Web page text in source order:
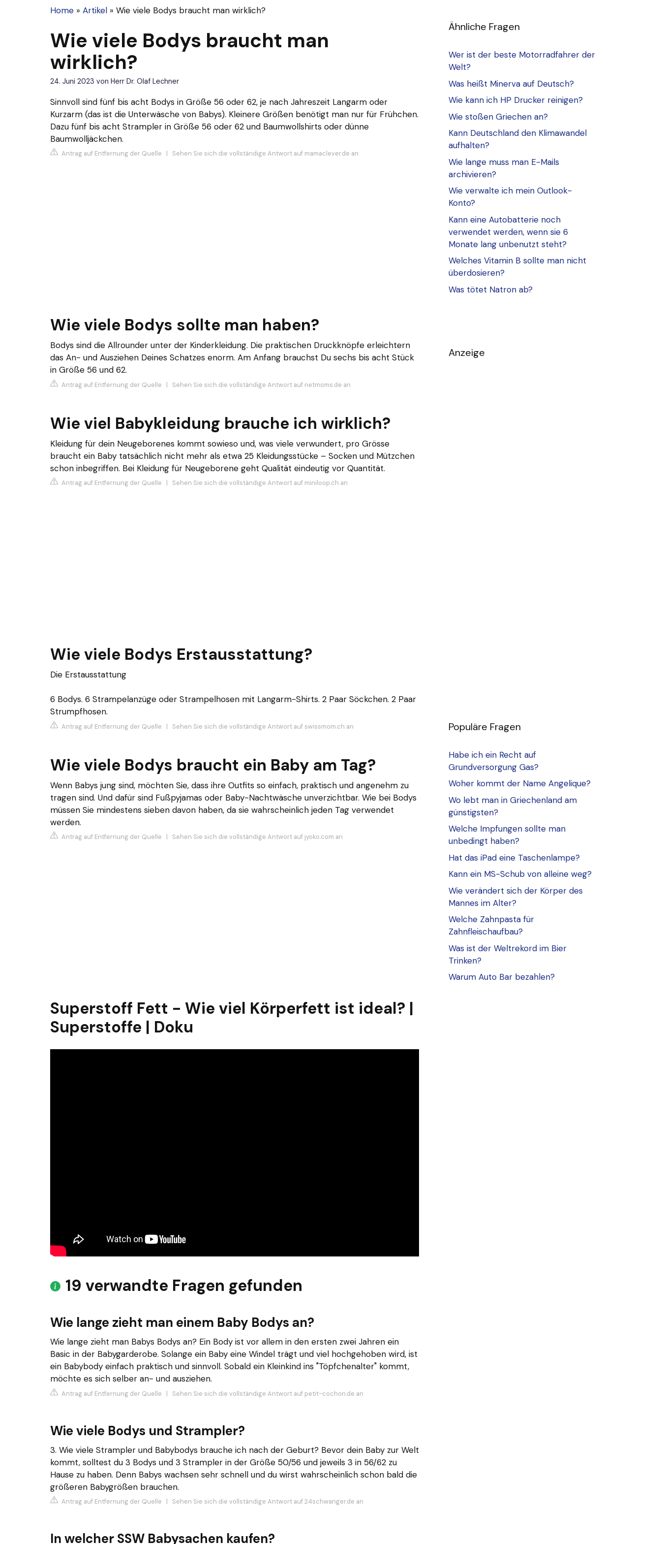
Home » Artikel » Wie viele Bodys braucht man wirklich?
Wie viele Bodys braucht man
wirklich?
24. Juni 2023 von Herr Dr. Olaf Lechner
Sinnvoll sind fünf bis acht Bodys in Größe 56 oder 62, je nach Jahreszeit Langarm oder
Kurzarm (das ist die Unterwäsche von Babys). Kleinere Größen benötigt man nur für Frühchen.
Dazu fünf bis acht Strampler in Größe 56 oder 62 und Baumwollshirts oder dünne
Baumwolljäckchen.
Antrag auf Entfernung der Quelle | Sehen Sie sich die vollständige Antwort auf mamaclever.de an
Wie viele Bodys sollte man haben?
Bodys sind die Allrounder unter der Kinderkleidung. Die praktischen Druckknöpfe erleichtern
das An- und Ausziehen Deines Schatzes enorm. Am Anfang brauchst Du sechs bis acht Stück
in Größe 56 und 62.
Antrag auf Entfernung der Quelle | Sehen Sie sich die vollständige Antwort auf netmoms.de an
Wie viel Babykleidung brauche ich wirklich?
Kleidung für dein Neugeborenes kommt sowieso und, was viele verwundert, pro Grösse
braucht ein Baby tatsächlich nicht mehr als etwa 25 Kleidungsstücke – Socken und Mützchen
schon inbegriffen. Bei Kleidung für Neugeborene geht Qualität eindeutig vor Quantität.
Antrag auf Entfernung der Quelle | Sehen Sie sich die vollständige Antwort auf miniloop.ch an
Wie viele Bodys Erstausstattung?
Die Erstausstattung
6 Bodys. 6 Strampelanzüge oder Strampelhosen mit Langarm-Shirts. 2 Paar Söckchen. 2 Paar
Strumpfhosen.
Antrag auf Entfernung der Quelle | Sehen Sie sich die vollständige Antwort auf swissmom.ch an
Wie viele Bodys braucht ein Baby am Tag?
Wenn Babys jung sind, möchten Sie, dass ihre Outfits so einfach, praktisch und angenehm zu
tragen sind. Und dafür sind Fußpyjamas oder Baby-Nachtwäsche unverzichtbar. Wie bei Bodys
müssen Sie mindestens sieben davon haben, da sie wahrscheinlich jeden Tag verwendet
werden.
Antrag auf Entfernung der Quelle | Sehen Sie sich die vollständige Antwort auf jyoko.com an
Superstoff Fett - Wie viel Körperfett ist ideal? |
Superstoffe | Doku
19 verwandte Fragen gefunden
Wie lange zieht man einem Baby Bodys an?
Wie lange zieht man Babys Bodys an? Ein Body ist vor allem in den ersten zwei Jahren ein
Basic in der Babygarderobe. Solange ein Baby eine Windel trägt und viel hochgehoben wird, ist
ein Babybody einfach praktisch und sinnvoll. Sobald ein Kleinkind ins "Töpfchenalter" kommt,
möchte es sich selber an- und ausziehen.
Antrag auf Entfernung der Quelle | Sehen Sie sich die vollständige Antwort auf petit-cochon.de an
Wie viele Bodys und Strampler?
3. Wie viele Strampler und Babybodys brauche ich nach der Geburt? Bevor dein Baby zur Welt
kommt, solltest du 3 Bodys und 3 Strampler in der Größe 50/56 und jeweils 3 in 56/62 zu
Hause zu haben. Denn Babys wachsen sehr schnell und du wirst wahrscheinlich schon bald die
größeren Babygrößen brauchen.
Antrag auf Entfernung der Quelle Sehen Sie sich die vollständige Antwort auf 24schwanger.de an
In welcher SSW Babysachen kaufen?
Ähnliche Fragen
Wer ist der beste Motorradfahrer der
Welt?
Was heißt Minerva auf Deutsch?
Wie kann ich HP Drucker reinigen?
Wie stoßen Griechen an?
Kann Deutschland den Klimawandel
aufhalten?
Wie lange muss man E-Mails
archivieren?
Wie verwalte ich mein Outlook-
Konto?
Kann eine Autobatterie noch
verwendet werden, wenn sie 6
Monate lang unbenutzt steht?
Welches Vitamin B sollte man nicht
überdosieren?
Was tötet Natron ab?
Anzeige
Populäre Fragen
Habe ich ein Recht auf
Grundversorgung Gas?
Woher kommt der Name Angelique?
Wo lebt man in Griechenland am
günstigsten?
Welche Impfungen sollte man
unbedingt haben?
Hat das iPad eine Taschenlampe?
Kann ein MS-Schub von alleine weg?
Wie verändert sich der Körper des
Mannes im Alter?
Welche Zahnpasta für
Zahnfleischaufbau?
Was ist der Weltrekord im Bier
Trinken?
Warum Auto Bar bezahlen?